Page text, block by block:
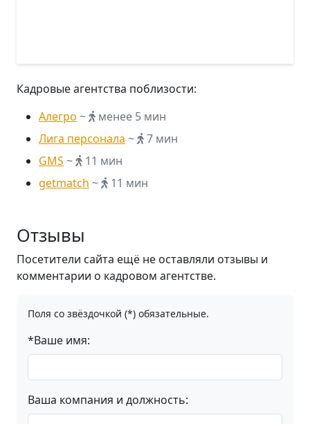
Кадровые агентства поблизости:
Алегро ~
менее 5 мин
Лига персонала ~
7 мин
GMS ~
11 мин
getmatch ~ 11 мин
Отзывы
Посетители сайта ещё не оставляли отзывы и
комментарии о кадровом агентстве.
Поля со звёздочкой (*) обязательные.
*Ваше имя:
Ваша компания и должность: